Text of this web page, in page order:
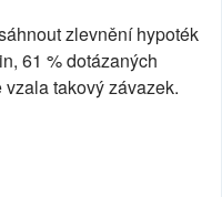
zlevnění hypoték
61 % dotázaných
takový závazek.